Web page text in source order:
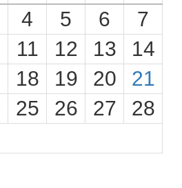
4 5 6
7
11 12 13
14
18 19 20
21
25 26 27
28